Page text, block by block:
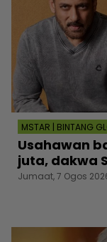
MSTAR | BINTANG
Usahawan
juta, dakwa
Jumaat, 7 Ogos